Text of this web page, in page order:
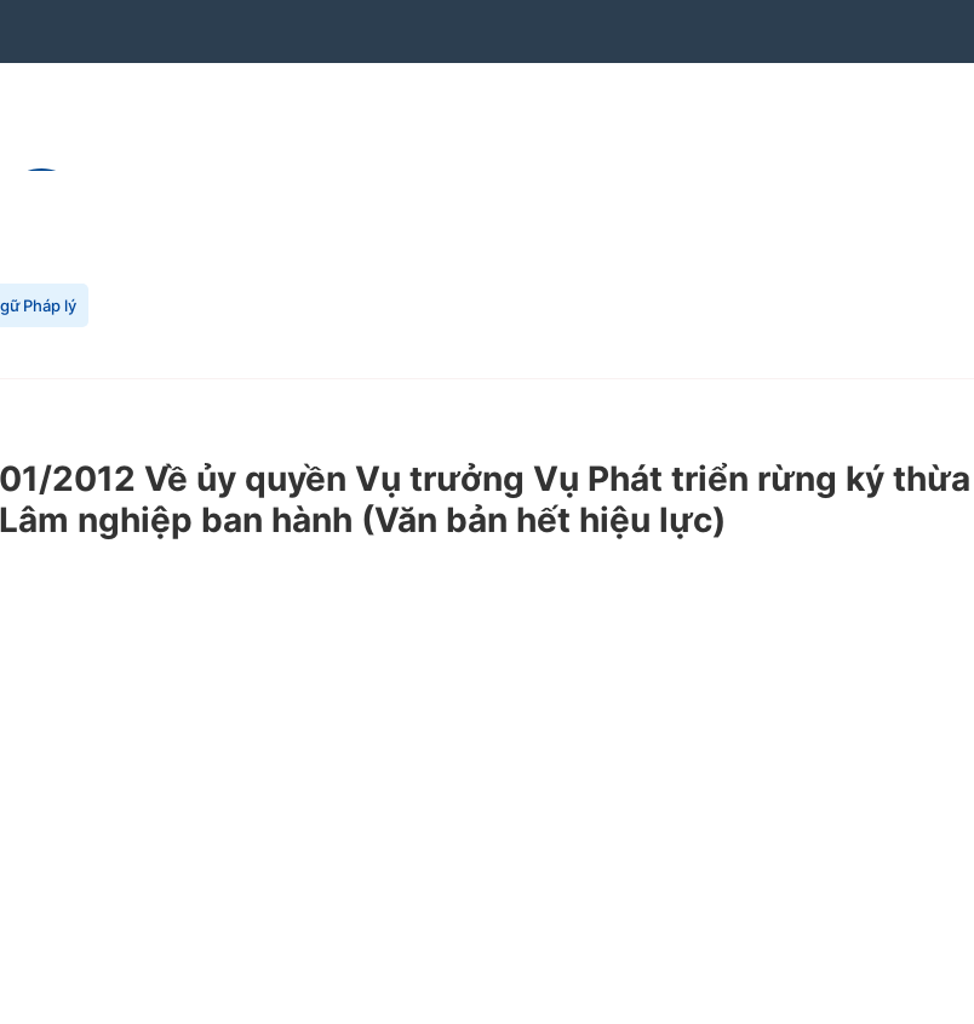
Pháp lý
2012 Về ủy quyền Vụ trưởng Vụ Phát triển rừng ký thừa
nghiệp ban hành (Văn bản hết hiệu lực)